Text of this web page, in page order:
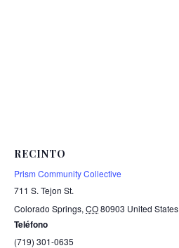
RECINTO
Prism Community Collective
711 S. Tejon St.
Colorado Springs, CO80903 United States
Teléfono
(719) 301-0635